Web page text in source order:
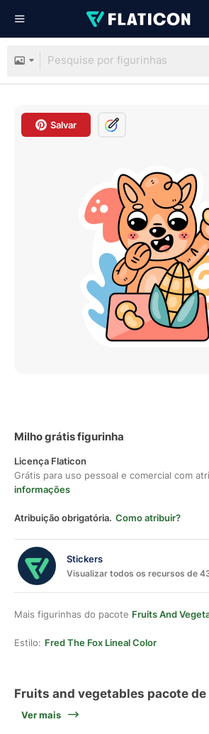
Salvar
Milho grátis figurinha
Licença Flaticon
Grátis para uso pessoal e comercial com
informações
Atribuição obrigatória. Como atribuir?
Stickers
Visualizar todos os recursos de
Mais figurinhas do pacote Fruits And
Estilo: Fred The Fox Lineal Color
Fruits and vegetables pacote
Ver mais